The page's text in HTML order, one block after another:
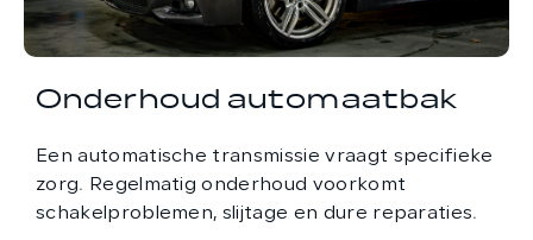
Onderhoud automaatbak
Een automatische transmissie vraagt specifieke
zorg. Regelmatig onderhoud voorkomt
schakelproblemen, slijtage en dure reparaties.